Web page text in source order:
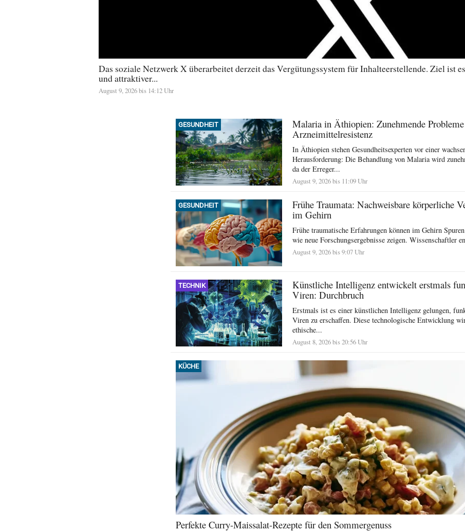
Das soziale Netzwerk X überarbeitet derzeit das Vergütungssystem für Inhalteerstellende. Ziel ist
und attraktiver...
August 9, 2026 bis 14:12 Uhr
GESUNDHEIT
Malaria in Äthiopien: Zunehmende
Arzneimittelresistenz
In Äthiopien stehen Gesundheitsexperten vor einer
Herausforderung: Die Behandlung von Malaria wird
da der Erreger...
August 9, 2026 bis 11:09 Uhr
GESUNDHEIT
Frühe Traumata: Nachweisbare körperliche
im Gehirn
Frühe traumatische Erfahrungen können im Gehirn
wie neue Forschungsergebnisse zeigen. Wissenschaftler
August 9, 2026 bis 9:07 Uhr
TECHNIK
Künstliche Intelligenz entwickelt erstmals
Viren: Durchbruch
Erstmals ist es einer künstlichen Intelligenz gelungen,
Viren zu erschaffen. Diese technologische Entwicklung
ethische...
August 8, 2026 bis 20:56 Uhr
KÜCHE
Perfekte Curry-Maissalat-Rezepte für den Sommergenuss